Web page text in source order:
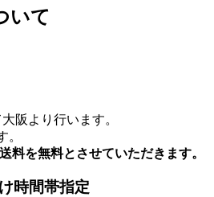
阪より行います。
。
料を無料とさせていただきます。
時間帯指定